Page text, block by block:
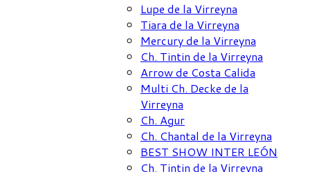
Lupe de la Virreyna
Tiara de la Virreyna
Mercury de la Virreyna
Ch. Tintin de la Virreyna
Arrow de Costa Calida
Multi Ch. Decke de la
Virreyna
Ch. Agur
Ch. Chantal de la Virreyna
BEST SHOW INTER LEÓN
Ch. Tintin de la Virreyna